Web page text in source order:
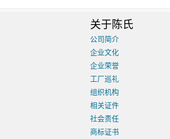
关于陈氏
公司简介
企业文化
企业荣誉
工厂巡礼
组织机构
相关证件
社会责任
商标证书